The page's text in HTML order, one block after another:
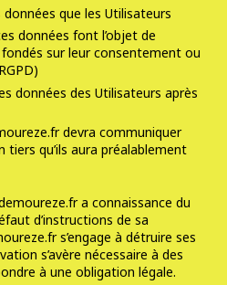
que les Utilisateurs
données font l’objet de
sur leur consentement ou
données des Utilisateurs après
devra communiquer
tiers qu’ils aura préalablement
a connaissance du
d’instructions de sa
s’engage à détruire ses
s’avère nécessaire à des
à une obligation légale.